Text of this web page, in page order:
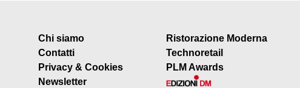
Chi siamo
Contatti
Privacy & Cookies
Newsletter
Ristorazione Moderna
Technoretail
PLM Awards